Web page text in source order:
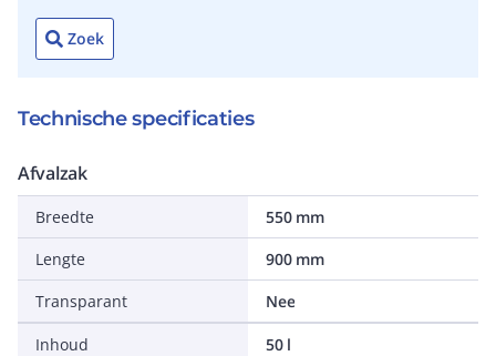
Zoek
Technische specificaties
Afvalzak
Breedte
550 mm
Lengte
900 mm
Transparant
Nee
Inhoud
50 l